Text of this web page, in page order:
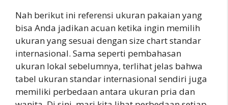
Nah berikut ini referensi ukuran pakaian yang
bisa Anda jadikan acuan ketika ingin memilih
ukuran yang sesuai dengan size chart standar
internasional. Sama seperti pembahasan
ukuran lokal sebelumnya, terlihat jelas bahwa
tabel ukuran standar internasional sendiri juga
memiliki perbedaan antara ukuran pria dan